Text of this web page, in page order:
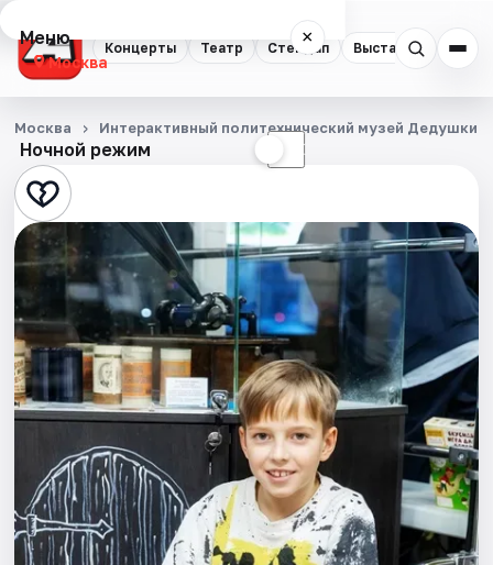
Концерты Театр Стендап Выставки
Меню ×
Москва
Концерты
Театр
Стендап
Выставки
Квесты
Экскурсии
Спорт
События
Города
Ночной режим ☾
Москва Интерактивный политехнический музей Дедушкин